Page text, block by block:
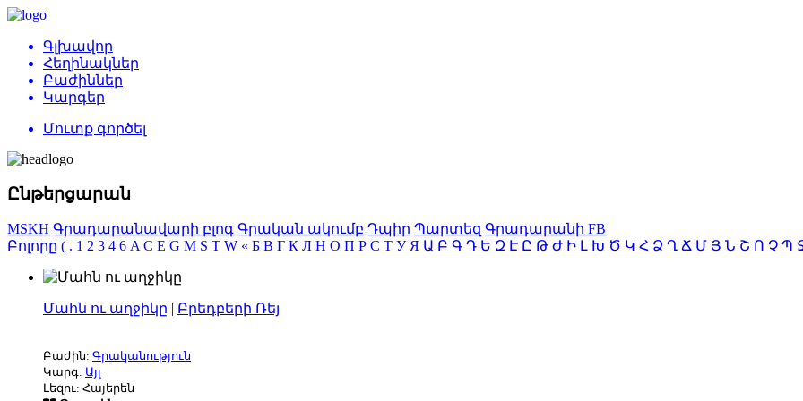
Գլխավոր
Հեղինակներ
Բաժիններ
Կարգեր
Մուտք գործել
Ընթերցարան
MSKH Գրադարանավարի բլոգ Գրական ակումբ Դպիր Պարտեզ Գրադարանի FB
Բոլորը ( . 1 2 3 4 6 AC E G M S T W « Б В Г К Л Н О П Р С Т УЯ Ա Բ Գ Դ Ե Զ Է Ը Թ Ժ Ի Լ Խ Ծ Կ Հ Ձ Ղ Ճ Մ Յ Ն Շ Ո Չ Պ
Մահն ու աղջիկը | Բրեդբերի Ռեյ
Բաժին: Գրականություն
Կարգ: Այլ
Լեզու: Հայերեն